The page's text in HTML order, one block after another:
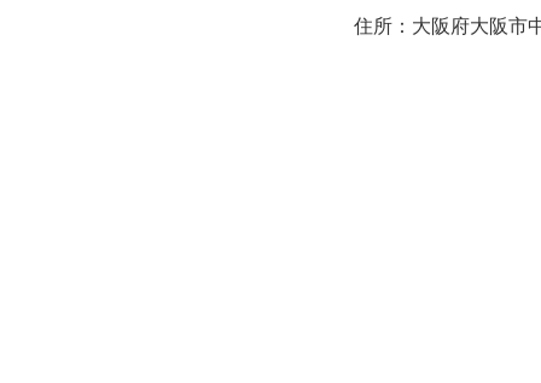
住所：大阪府大阪市